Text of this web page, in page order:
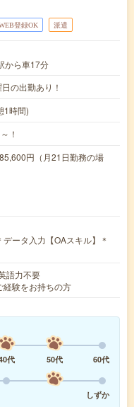
登録OK 派遣
から車17分
の出勤あり！
1時間)
！
円（月21日勤務の場
ータ入力【OAスキル】＊
語力不要
経験をお持ちの方
代 50代
60代
しずか